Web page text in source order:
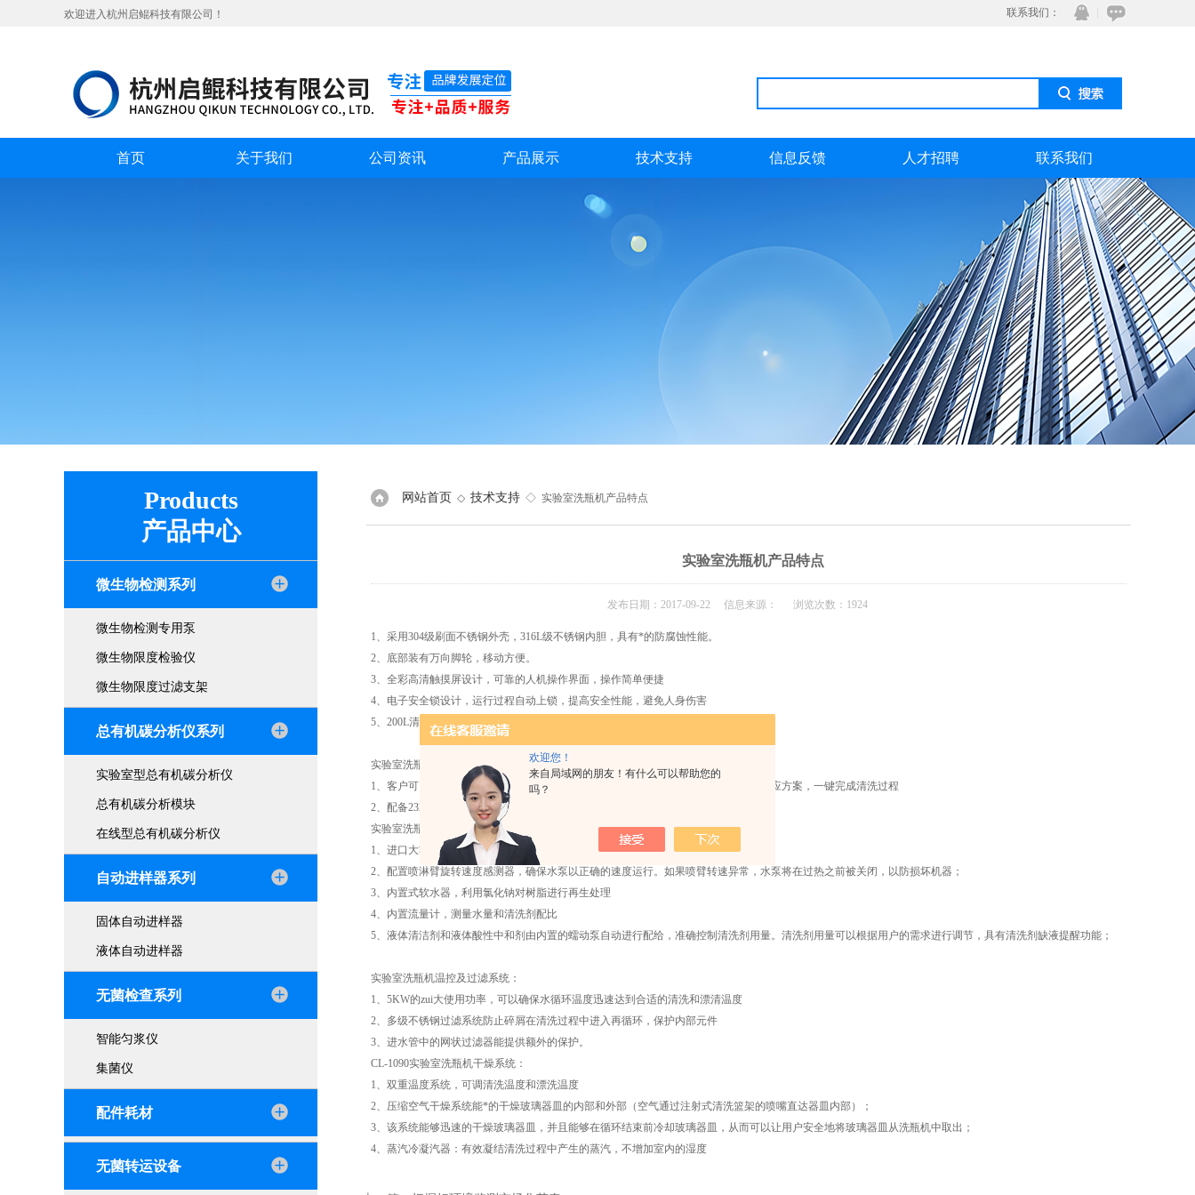
欢迎您！
来自局域网的朋友！有什么可以帮助您的
吗？
欢迎进入杭州启鲲科技有限公司！ 联系我们：
在线咨
QQ
首页 关于我们 公司资讯 产品展示 技术支持 信息反馈 人才招聘 联系我们
Products
产品中心
微生物检测系列
微生物检测专用泵
微生物限度检验仪
微生物限度过滤支架
总有机碳分析仪系列
实验室型总有机碳分析仪
总有机碳分析模块
在线型总有机碳分析仪
自动进样器系列
固体自动进样器
液体自动进样器
无菌检查系列
智能匀浆仪
集菌仪
配件耗材
无菌转运设备
网站首页 ◇ 技术支持 ◇ 实验室洗瓶机产品特点
实验室洗瓶机产品特点
发布日期：2017-09-22 信息来源： 浏览次数：1924
1、采用304级刷面不锈钢外壳，316L级不锈钢内胆，具有*的防腐蚀性能。
2、底部装有万向脚轮，移动方便。
3、全彩高清触摸屏设计，可靠的人机操作界面，操作简单便捷
4、电子安全锁设计，运行过程自动上锁，提高安全性能，避免人身伤害
5、200L清洗空间，单次zui多可清洗230个进样小瓶、50个1000ml容量瓶和172个移液管
实验室洗瓶机控制系统：
1、客户可自定义清洗程序，针对不同残留物设定不同清洗方案，使用人员可以调取相应方案，一键完成清洗过程
2、配备232接口，可导入导出数据，系统升级
实验室洗瓶机水循环系统：
1、进口大功率循环泵，可以提供400L/min水循环的清洗能力；
2、配置喷淋臂旋转速度感测器，确保水泵以正确的速度运行。如果喷臂转速异常，水泵将在过热之前被关闭，以防损坏机器；
3、内置式软水器，利用氯化钠对树脂进行再生处理
4、内置流量计，测量水量和清洗剂配比
5、液体清洁剂和液体酸性中和剂由内置的蠕动泵自动进行配给，准确控制清洗剂用量。清洗剂用量可以根据用户的需求进行调节，具有清洗剂缺液提醒功能；
实验室洗瓶机温控及过滤系统：
1、5KW的zui大使用功率，可以确保水循环温度迅速达到合适的清洗和漂清温度
2、多级不锈钢过滤系统防止碎屑在清洗过程中进入再循环，保护内部元件
3、进水管中的网状过滤器能提供额外的保护。
CL-1090实验室洗瓶机干燥系统：
1、双重温度系统，可调清洗温度和漂洗温度
2、压缩空气干燥系统能*的干燥玻璃器皿的内部和外部（空气通过注射式清洗篮架的喷嘴直达器皿内部）；
3、该系统能够迅速的干燥玻璃器皿，并且能够在循环结束前冷却玻璃器皿，从而可以让用户安全地将玻璃器皿从洗瓶机中取出；
4、蒸汽冷凝汽器：有效凝结清洗过程中产生的蒸汽，不增加室内的湿度